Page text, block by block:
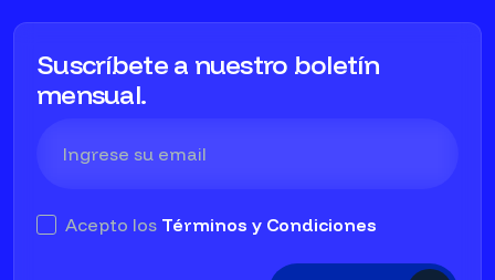
Suscríbete a nuestro boletín
mensual.
Acepto los Términos y Condiciones